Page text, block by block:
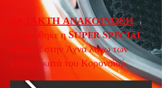
ΕΚΤΑΚΤΗ ΑΝΑΚΟΙΝΩΣΗ
Ακυρώθηκε ηSuper Special
Stageστην Άχνα λόγω των
μέτρων κατά του Κορονοϊού.